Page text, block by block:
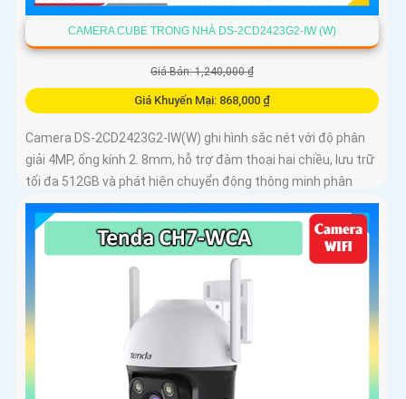
CAMERA CUBE TRONG NHÀ DS-2CD2423G2-IW (W)
Giá Bán: 1,240,000 ₫
Giá Khuyến Mại: 868,000 ₫
Camera DS-2CD2423G2-IW(W) ghi hình sắc nét với độ phân
giải 4MP, ống kính 2. 8mm, hỗ trợ đàm thoại hai chiều, lưu trữ
tối đa 512GB và phát hiện chuyển động thông minh phân
biệt người, phương tiện